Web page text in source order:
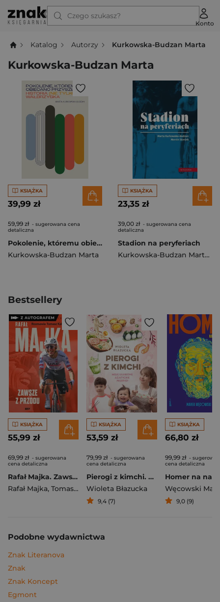
Czego szukasz?
Konto
Katalog Autorzy Kurkowska-Budzan Marta
Kurkowska-Budzan Marta
KSIĄŻKA
39,99 zł
59,99 zł - sugerowana cena
detaliczna
Pokolenie, któremu obiecano przyszłość. Historia (nie tylko) wałbrzyska
Kurkowska-Budzan Marta
KSIĄŻKA
23,35 zł
39,00 zł - sugerowana cena
detaliczna
Stadion na peryferiach
Kurkowska-Budzan Marta,
Bestsellery
KSIĄŻKA
55,99 zł
69,99 zł - sugerowana
cena detaliczna
Rafał Majka. Zawsze z przodu. Rozmawia Tomasz Kalemba - książka z autografem
Rafał Majka, Tomasz Kalemba
KSIĄŻKA
53,59 zł
79,99 zł - sugerowana
cena detaliczna
Pierogi z kimchi. Moje ulubione azjatyckie przepisy
Wioleta Błazucka
9,4 (7)
KSIĄŻKA
66,80 zł
99,99 zł -
cena detaliczna
Węcowski
9,0 (9)
Podobne wydawnictwa
Znak Literanova
Znak
Znak Koncept
Egmont